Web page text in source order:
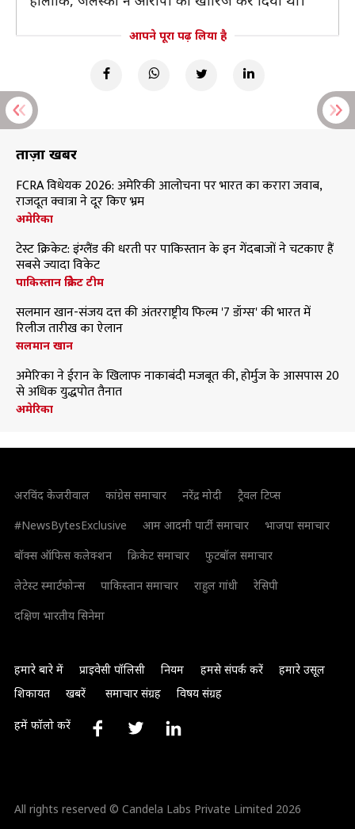
आपने पूरा पढ़ लिया है
ताज़ा खबरें
FCRA विधेयक 2026: अमेरिकी आलोचना पर भारत का करारा जवाब,
राजदूत क्वात्रा ने दूर किए भ्रम
अमेरिका
टेस्ट क्रिकेट: इंग्लैंड की धरती पर पाकिस्तान के इन गेंदबाजों ने चटकाए हैं
सबसे ज्यादा विकेट
पाकिस्तान क्रिकेट टीम
सलमान खान-संजय दत्त की अंतरराष्ट्रीय फिल्म '7 डॉग्स' की भारत में
रिलीज तारीख का ऐलान
सलमान खान
अमेरिका ने ईरान के खिलाफ नाकाबंदी मजबूत की, होर्मुज के आसपास 20
से अधिक युद्धपोत तैनात
अमेरिका
अरविंद केजरीवाल कांग्रेस समाचार नरेंद्र मोदी
ट्रैवल टिप्स
#NewsBytesExclusive
आम आदमी पार्टी समाचार
भाजपा समाचार
बॉक्स ऑफिस कलेक्शन
क्रिकेट समाचार
फुटबॉल समाचार
लेटेस्ट स्मार्टफोन्स
पाकिस्तान समाचार राहुल गांधी
रेसिपी
दक्षिण भारतीय सिनेमा
हमारे बारे में प्राइवेसी पॉलिसी नियम हमसे संपर्क करें
हमारे उसूल
शिकायत
खबरें समाचार संग्रह विषय संग्रह
हमें फॉलो करें
All rights reserved © Candela Labs Private Limited 2026